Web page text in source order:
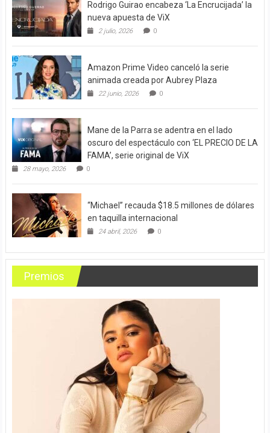
Rodrigo Guirao encabeza ‘La Encrucijada’ la
nueva apuesta de ViX
2 julio, 2026 0
Amazon Prime Video canceló la serie
animada creada por Aubrey Plaza
22 junio, 2026 0
Mane de la Parra se adentra en el lado
oscuro del espectáculo con ‘EL PRECIO DE LA
FAMA’, serie original de ViX
28 mayo, 2026 0
“Michael” recauda $18.5 millones de dólares
en taquilla internacional
24 abril, 2026 0
Premios